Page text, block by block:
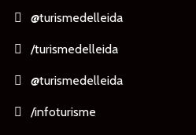
@turismedelleida
/turismedelleida
@turismedelleida
/infoturisme